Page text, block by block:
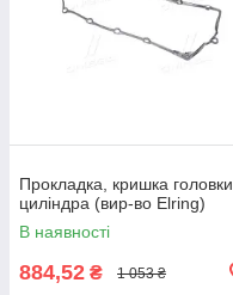
Прокладка, кришка головки
циліндра (вир-во Elring)
В наявності
884,52 ₴ 1 053 ₴